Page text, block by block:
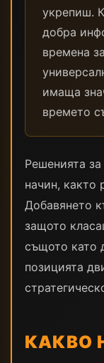
укрепиш.
добра
времена
имаща
времето
Решенията
начин, както
Добавянето
защото
същото като
позицията
КАКВО